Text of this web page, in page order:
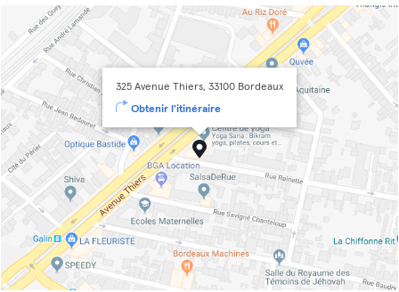
325 Avenue Thiers, 33100 Bordeaux
Obtenir l'itinéraire